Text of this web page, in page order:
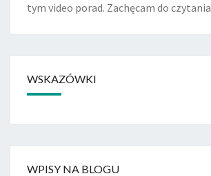
tym video porad. Zachęcam do czytania
WSKAZÓWKI
WPISY NA BLOGU